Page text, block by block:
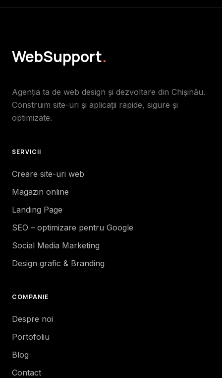
WebSupport.
Agenția ta de web design și dezvoltare din Chișinău.
Construim site-uri și aplicații rapide, sigure și
optimizate.
SERVICII
Creare site-uri web
Magazin online
Landing Page
SEO – optimizare pentru Google
Social Media Marketing
Design grafic & Branding
COMPANIE
Despre noi
Portofoliu
Blog
Contact